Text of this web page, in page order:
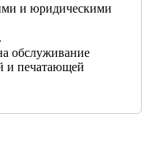
и юридическими
обслуживание
и печатающей